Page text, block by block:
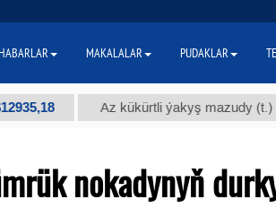
Az kükürtli ýakyş mazudy (t.) $300
nokadynyň
MAKALALAR PUDAKLAR